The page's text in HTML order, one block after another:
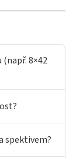
8×42
spektivem?